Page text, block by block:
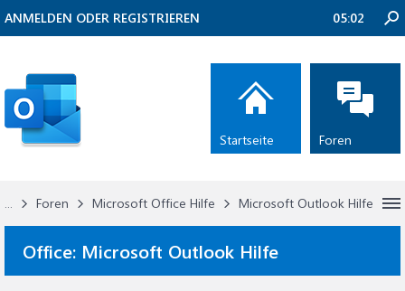
... Foren Microsoft Office Hilfe Microsoft Outlook Hilfe
Office: Microsoft Outlook Hilfe
ANMELDEN ODER REGISTRIEREN 05:02
Startseite Foren